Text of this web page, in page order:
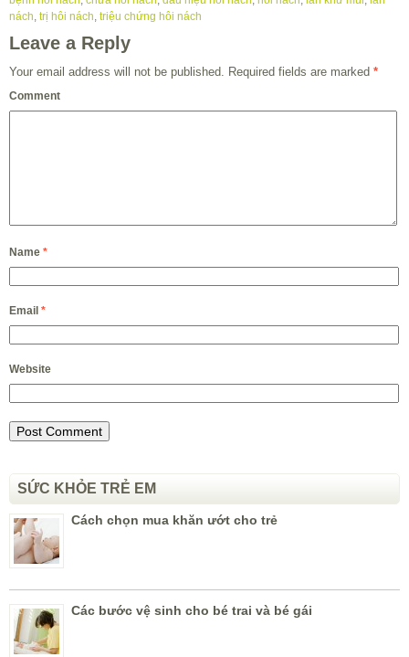
nách trị hôi nách triệu chứng hôi nách
Leave a Reply
Your email address will not be published. Required fields are marked *
Comment
Name *
Email *
Website
SỨC KHỎE TRẺ EM
Cách chọn mua khăn ướt cho trẻ
Các bước vệ sinh cho bé trai và bé gái